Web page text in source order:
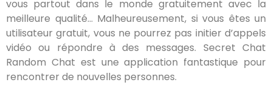
vous partout dans le monde gratuitement avec la
meilleure qualité… Malheureusement, si vous êtes un
utilisateur gratuit, vous ne pourrez pas initier d’appels
vidéo ou répondre à des messages. Secret Chat
Random Chat est une application fantastique pour
rencontrer de nouvelles personnes.